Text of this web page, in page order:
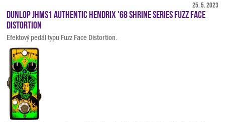
25. 5. 2023
Dunlop JHMS1 Authentic Hendrix '68 Shrine Series Fuzz Face
Distortion
Efektový pedál typu Fuzz Face Distortion.